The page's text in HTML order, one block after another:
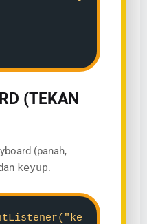
(TEKAN
(panah,
keyup.